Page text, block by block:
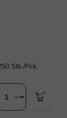
Stk./Pck.